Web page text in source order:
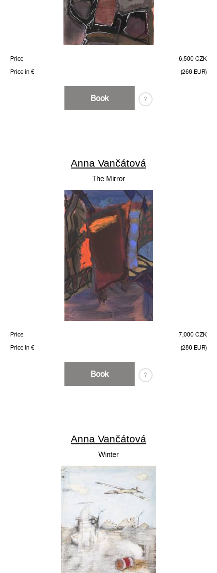
Price
6,500 CZK
Price in €
(268 EUR)
Book ?
Anna Vančátová
The Mirror
Price
7,000 CZK
Price in €
(288 EUR)
Book ?
Anna Vančátová
Winter